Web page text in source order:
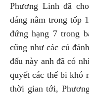
Phương Linh đã
đáng nằm trong tốp
đứng hạng 7 trong
cũng như các cú
đấu này anh đã có
quyết các thế bi khó
thời gian tới,